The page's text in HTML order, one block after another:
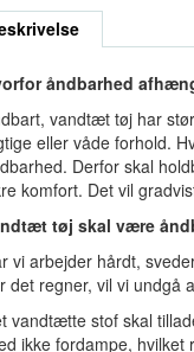
åndbarhed
vandtæt tøj har
eller våde forhold.
Derfor skal
komfort. Det vil
tøj skal være
vi arbejder hårdt,
det regner, vil vi undgå
vandtætte stof skal
ikke fordampe, hvilket